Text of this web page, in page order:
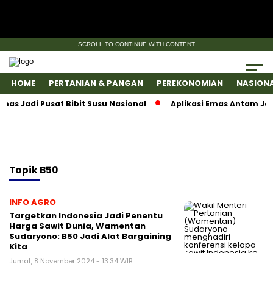
SCROLL TO CONTINUE WITH CONTENT
HOME PERTANIAN & PANGAN PEREKONOMIAN
Jadi Pusat Bibit Susu Nasional Aplikasi Emas Antam
TopikB50
INFO AGRO
Targetkan Indonesia Jadi Penentu
Harga Sawit Dunia, Wamentan
Sudaryono: B50 Jadi Alat Bargaining
Kita
Jumat, 8 November 2024 - 13:34 WIB